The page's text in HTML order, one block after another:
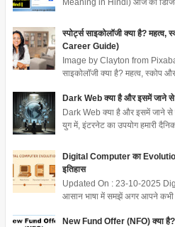
Meaning in Hindi) आज की
स्पोर्ट्स साइकोलॉजी क्या है?
Career Guide)
Image by Clayton from
साइकोलॉजी क्या है? महत्व, स्कोप
Dark Web क्या है और इसमें जाने से
Dark Web क्या है और इसमें जाने
युग में, इंटरनेट का उपयोग हमारी
Digital Computer का
इतिहास
Updated On : 23-10-2025
आसान भाषा में समझें अगर आपने
New Fund Offer (NFO) क्या है?